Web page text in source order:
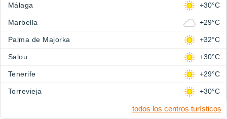
Málaga +30°C
Marbella +29°C
Palma de Majorka +32°C
Salou +30°C
Tenerife +29°C
Torrevieja +30°C
todos los centros turísticos